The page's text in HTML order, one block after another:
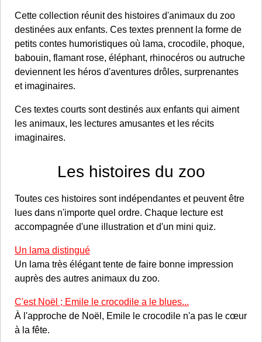
Cette collection réunit des histoires d'animaux du zoo
destinées aux enfants. Ces textes prennent la forme de
petits contes humoristiques où lama, crocodile, phoque,
babouin, flamant rose, éléphant, rhinocéros ou autruche
deviennent les héros d'aventures drôles, surprenantes
et imaginaires.
Ces textes courts sont destinés aux enfants qui aiment
les animaux, les lectures amusantes et les récits
imaginaires.
Les histoires du zoo
Toutes ces histoires sont indépendantes et peuvent être
lues dans n'importe quel ordre. Chaque lecture est
accompagnée d'une illustration et d'un mini quiz.
Un lama distingué
Un lama très élégant tente de faire bonne impression
auprès des autres animaux du zoo.
C'est Noël ; Emile le crocodile a le blues...
À l'approche de Noël, Emile le crocodile n'a pas le cœur
à la fête.